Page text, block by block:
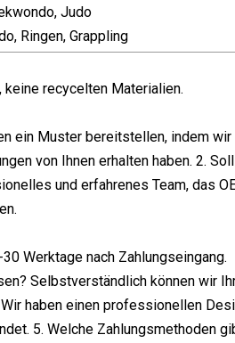
Judo
Ringen, Grappling
recycelten Materialien.
ein Muster bereitstellen, indem
von Ihnen erhalten haben. 2.
und erfahrenes Team, das
Werktage nach Zahlungseingang.
Selbstverständlich können wir
haben einen professionellen
5. Welche Zahlungsmethoden